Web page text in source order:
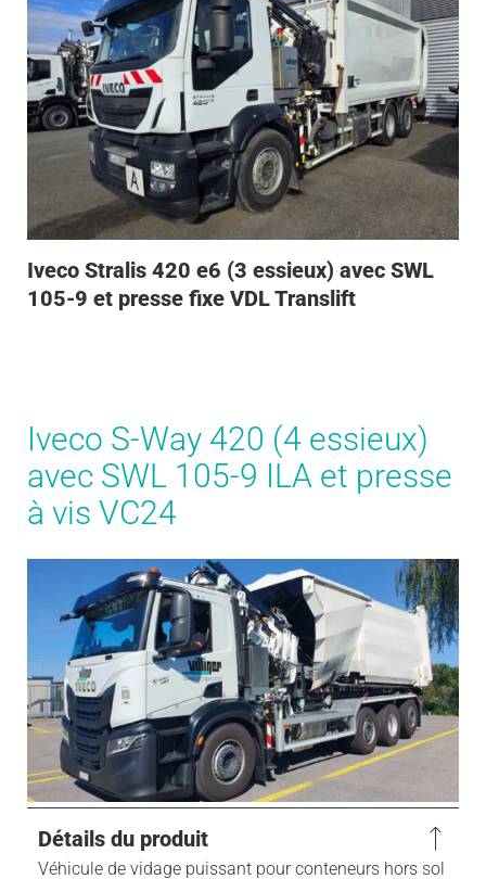
Iveco Stralis 420 e6 (3 essieux) avec SWL
105-9 et presse fixe VDL Translift
Iveco S-Way 420 (4 essieux)
avec SWL 105-9 ILA et presse
à vis VC24
Détails du produit
Véhicule de vidage puissant pour conteneurs hors sol